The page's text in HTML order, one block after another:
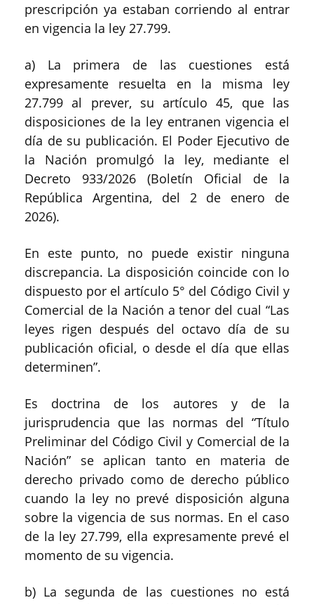
prescripción ya estaban corriendo al entrar
en vigencia la ley 27.799.
a) La primera de las cuestiones está
expresamente resuelta en la misma ley
27.799 al prever, su artículo 45, que las
disposiciones de la ley entranen vigencia el
día de su publicación. El Poder Ejecutivo de
la Nación promulgó la ley, mediante el
Decreto 933/2026 (Boletín Oficial de la
República Argentina, del 2 de enero de
2026).
En este punto, no puede existir ninguna
discrepancia. La disposición coincide con lo
dispuesto por el artículo 5° del Código Civil y
Comercial de la Nación a tenor del cual “Las
leyes rigen después del octavo día de su
publicación oficial, o desde el día que ellas
determinen”.
Es doctrina de los autores y de la
jurisprudencia que las normas del “Título
Preliminar del Código Civil y Comercial de la
Nación” se aplican tanto en materia de
derecho privado como de derecho público
cuando la ley no prevé disposición alguna
sobre la vigencia de sus normas. En el caso
de la ley 27.799, ella expresamente prevé el
momento de su vigencia.
b) La segunda de las cuestiones no está